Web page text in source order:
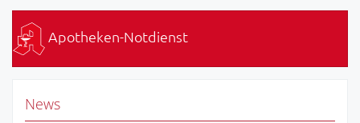
Apotheken-Notdienst
News